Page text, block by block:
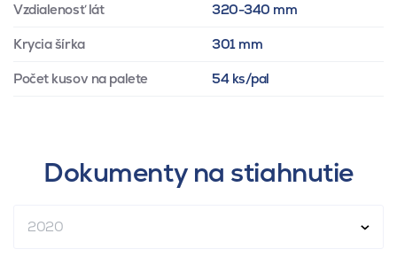
Vzdialenosť lát 320-340 mm
Krycia šírka 301 mm
Počet kusov na palete 54 ks/pal
Dokumenty na stiahnutie
2020